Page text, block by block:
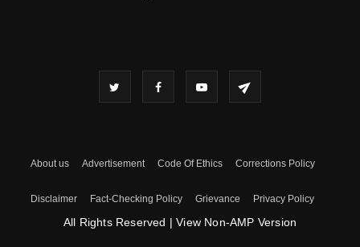
About us Advertisement Code Of Ethics Corrections Policy
Disclaimer Fact-Checking Policy Grievance Privacy Policy
All Rights Reserved | View Non-AMP Version